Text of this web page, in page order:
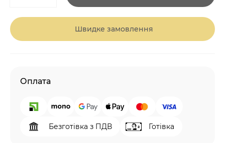
Швидке замовлення
Оплата
Безготівка з ПДВ Готівка